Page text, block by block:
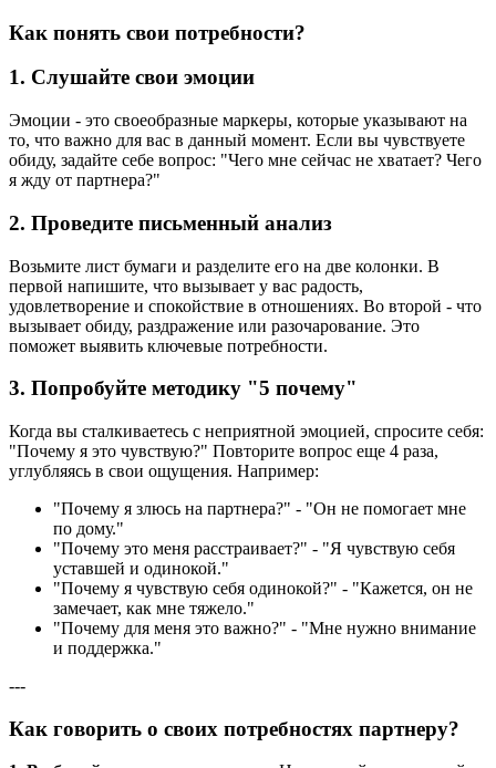
Как понять свои потребности?
1. Слушайте свои эмоции
Эмоции - это своеобразные маркеры, которые указывают на
то, что важно для вас в данный момент. Если вы чувствуете
обиду, задайте себе вопрос: "Чего мне сейчас не хватает? Чего
я жду от партнера?"
2. Проведите письменный анализ
Возьмите лист бумаги и разделите его на две колонки. В
первой напишите, что вызывает у вас радость,
удовлетворение и спокойствие в отношениях. Во второй - что
вызывает обиду, раздражение или разочарование. Это
поможет выявить ключевые потребности.
3. Попробуйте методику "5 почему"
Когда вы сталкиваетесь с неприятной эмоцией, спросите себя:
"Почему я это чувствую?" Повторите вопрос еще 4 раза,
углубляясь в свои ощущения. Например:
"Почему я злюсь на партнера?" - "Он не помогает мне
по дому."
"Почему это меня расстраивает?" - "Я чувствую себя
уставшей и одинокой."
"Почему я чувствую себя одинокой?" - "Кажется, он не
замечает, как мне тяжело."
"Почему для меня это важно?" - "Мне нужно внимание
и поддержка."
---
Как говорить о своих потребностях партнеру?